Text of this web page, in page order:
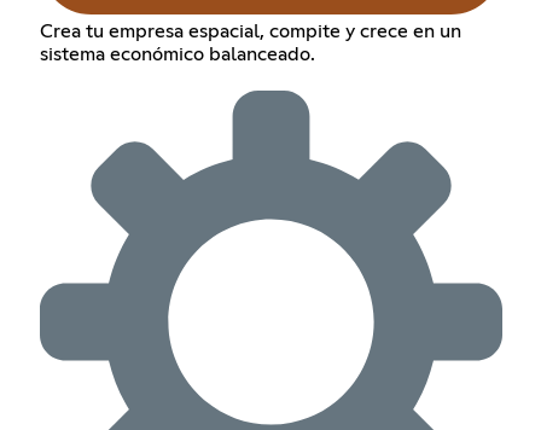
Crea tu empresa espacial, compite y crece en un
sistema económico balanceado.